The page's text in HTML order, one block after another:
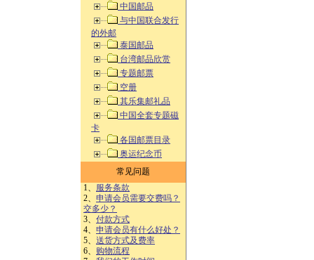
中国邮品
与中国联合发行
的外邮
泰国邮品
台湾邮品欣赏
专题邮票
空册
其乐集邮礼品
中国全套专题磁
卡
各国邮票目录
奥运纪念币
常见问题
1、 服务条款
2、 申请会员需要交费吗？
交多少？
3、 付款方式
4、 申请会员有什么好处？
5、 送货方式及费率
6、 购物流程